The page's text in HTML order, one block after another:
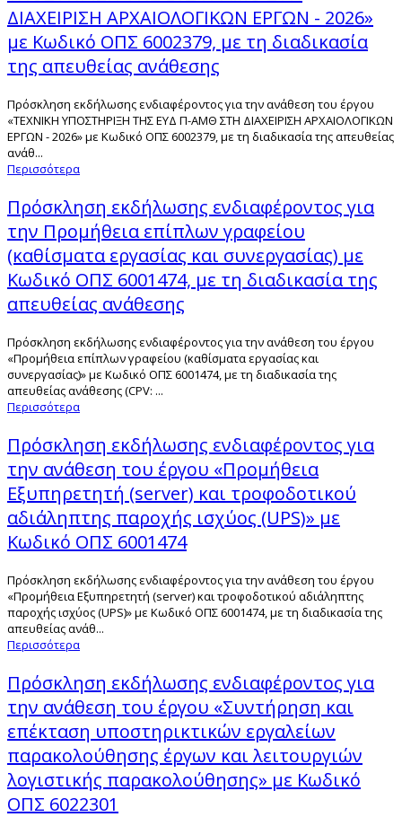
ΔΙΑΧΕΙΡΙΣΗ ΑΡΧΑΙΟΛΟΓΙΚΩΝ ΕΡΓΩΝ - 2026»
με Κωδικό ΟΠΣ 6002379, με τη διαδικασία
της απευθείας ανάθεσης
Πρόσκληση εκδήλωσης ενδιαφέροντος για την ανάθεση του έργου
«ΤΕΧΝΙΚΗ ΥΠΟΣΤΗΡΙΞΗ ΤΗΣ ΕΥΔ Π-ΑΜΘ ΣΤΗ ΔΙΑΧΕΙΡΙΣΗ ΑΡΧΑΙΟΛΟΓΙΚΩΝ
ΕΡΓΩΝ - 2026» με Κωδικό ΟΠΣ 6002379, με τη διαδικασία της απευθείας
ανάθ...
Περισσότερα
Πρόσκληση εκδήλωσης ενδιαφέροντος για
την Προμήθεια επίπλων γραφείου
(καθίσματα εργασίας και συνεργασίας) με
Κωδικό ΟΠΣ 6001474, με τη διαδικασία της
απευθείας ανάθεσης
Πρόσκληση εκδήλωσης ενδιαφέροντος για την ανάθεση του έργου
«Προμήθεια επίπλων γραφείου (καθίσματα εργασίας και
συνεργασίας)» με Κωδικό ΟΠΣ 6001474, με τη διαδικασία της
απευθείας ανάθεσης (CPV: ...
Περισσότερα
Πρόσκληση εκδήλωσης ενδιαφέροντος για
την ανάθεση του έργου «Προμήθεια
Εξυπηρετητή (server) και τροφοδοτικού
αδιάληπτης παροχής ισχύος (UPS)» με
Κωδικό ΟΠΣ 6001474
Πρόσκληση εκδήλωσης ενδιαφέροντος για την ανάθεση του έργου
«Προμήθεια Εξυπηρετητή (server) και τροφοδοτικού αδιάληπτης
παροχής ισχύος (UPS)» με Κωδικό ΟΠΣ 6001474, με τη διαδικασία της
απευθείας ανάθ...
Περισσότερα
Πρόσκληση εκδήλωσης ενδιαφέροντος για
την ανάθεση του έργου «Συντήρηση και
επέκταση υποστηρικτικών εργαλείων
παρακολούθησης έργων και λειτουργιών
λογιστικής παρακολούθησης» με Κωδικό
ΟΠΣ 6022301